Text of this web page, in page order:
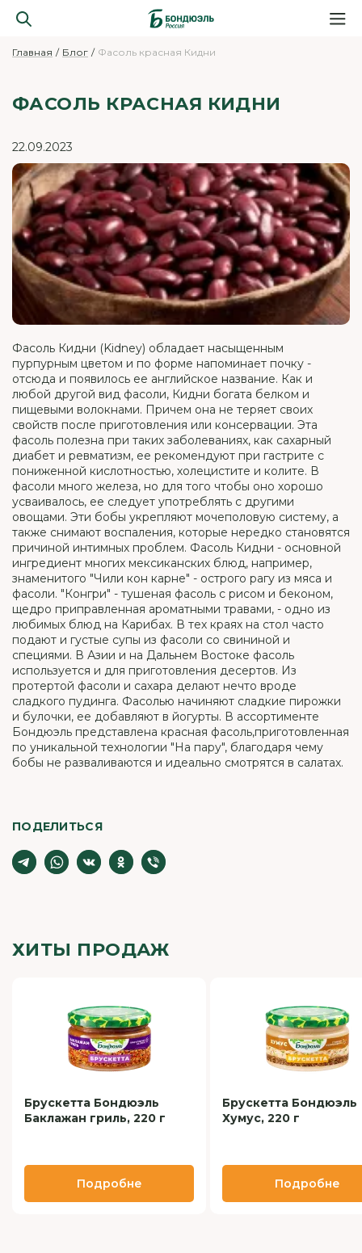
Главная Блог Фасоль красная Кидни
ФАСОЛЬ КРАСНАЯ КИДНИ
22.09.2023
Фасоль Кидни (Kidney) обладает насыщенным
пурпурным цветом и по форме напоминает почку -
отсюда и появилось ее английское название. Как и
любой другой вид фасоли, Кидни богата белком и
пищевыми волокнами. Причем она не теряет своих
свойств после приготовления или консервации. Эта
фасоль полезна при таких заболеваниях, как сахарный
диабет и ревматизм, ее рекомендуют при гастрите с
пониженной кислотностью, холецистите и колите. В
фасоли много железа, но для того чтобы оно хорошо
усваивалось, ее следует употреблять с другими
овощами. Эти бобы укрепляют мочеполовую систему, а
также снимают воспаления, которые нередко становятся
причиной интимных проблем. Фасоль Кидни - основной
ингредиент многих мексиканских блюд, например,
знаменитого "Чили кон карне" - острого рагу из мяса и
фасоли. "Конгри" - тушеная фасоль с рисом и беконом,
щедро приправленная ароматными травами, - одно из
любимых блюд на Карибах. В тех краях на стол часто
подают и густые супы из фасоли со свининой и
специями. В Азии и на Дальнем Востоке фасоль
используется и для приготовления десертов. Из
протертой фасоли и сахара делают нечто вроде
сладкого пудинга. Фасолью начиняют сладкие пирожки
и булочки, ее добавляют в йогурты. В ассортименте
Бондюэль представлена красная фасоль,приготовленная
по уникальной технологии "На пару", благодаря чему
бобы не разваливаются и идеально смотрятся в салатах.
ПОДЕЛИТЬСЯ
ХИТЫ ПРОДАЖ
Брускетта Бондюэль
Баклажан гриль, 220 г
Подробне
Брускетта Бондюэль
Хумус, 220 г
Подробне